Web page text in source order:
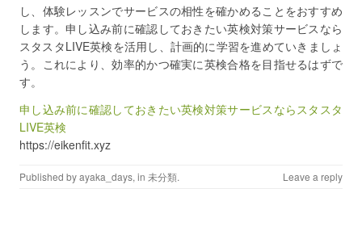
し、体験レッスンでサービスの相性を確かめることをおすすめ
します。申し込み前に確認しておきたい英検対策サービスなら
スタスタLIVE英検を活用し、計画的に学習を進めていきましょ
う。これにより、効率的かつ確実に英検合格を目指せるはずで
す。
申し込み前に確認しておきたい英検対策サービスならスタスタ
LIVE英検
https://eikenfit.xyz
Published byayaka_days, in 未分類. Leave a reply